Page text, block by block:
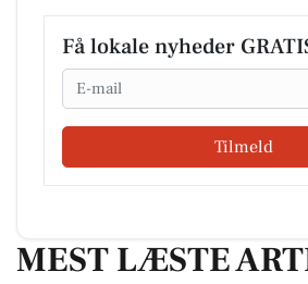
Få lokale nyheder
Email
Tilmeld
MEST LÆSTE